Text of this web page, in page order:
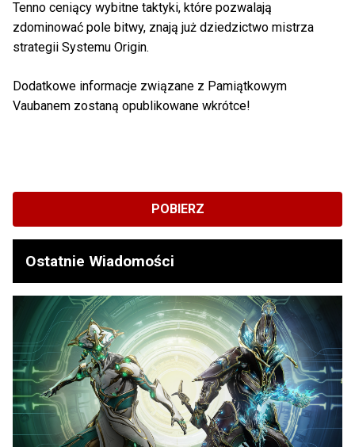
Tenno ceniący wybitne taktyki, które pozwalają
zdominować pole bitwy, znają już dziedzictwo mistrza
strategii Systemu Origin.
Dodatkowe informacje związane z Pamiątkowym
Vaubanem zostaną opublikowane wkrótce!
POBIERZ
Ostatnie Wiadomości